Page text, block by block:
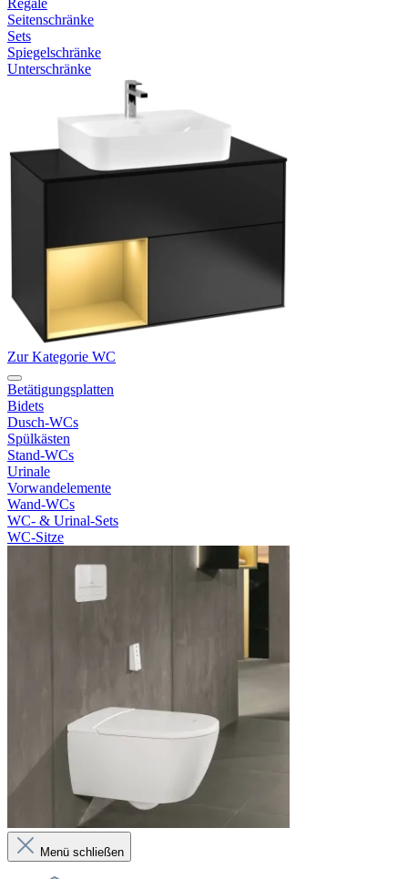
Regale
Seitenschränke
Sets
Spiegelschränke
Unterschränke
Zur Kategorie WC
Betätigungsplatten
Bidets
Dusch-WCs
Spülkästen
Stand-WCs
Urinale
Vorwandelemente
Wand-WCs
WC- & Urinal-Sets
WC-Sitze
Menü schließen